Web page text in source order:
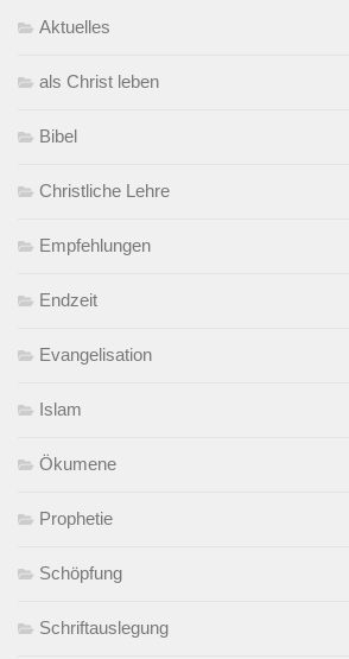
Aktuelles
als Christ leben
Bibel
Christliche Lehre
Empfehlungen
Endzeit
Evangelisation
Islam
Ökumene
Prophetie
Schöpfung
Schriftauslegung